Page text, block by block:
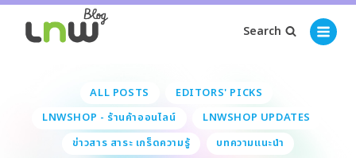
Search
ALL POSTS
EDITORS' PICKS
LNWSHOP - ร้านค้าออนไลน์
LNWSHOP UPDATES
ข่าวสาร สาระ เกร็ดความรู้
บทความแนะนำ